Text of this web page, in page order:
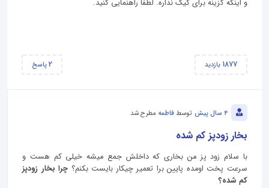
و اینکه گزینه برای کیک نداره. لطفا راهنمایی کنید.
1877 بازدید 2پاسخ
4 سال پیش توسط فاطمه مطرح شد
بخار زودپز کم شده
با سلام زود پز من بخاری که داخلش جمع میشه خیلی کم هست و
سرعت پخت اومده پایین برا تعمیر چیکار بایست بکنم؟ چرا بخار زودپز
کم شده؟